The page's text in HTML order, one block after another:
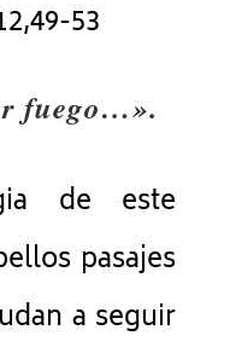
53
fuego…».
de este
pasajes
a seguir